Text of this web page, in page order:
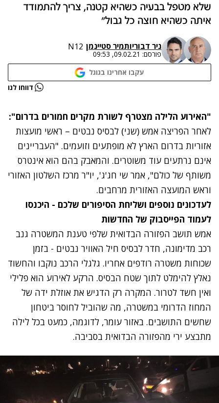
שלא מטפל בבעיה כשהיא קטנה, צריך להתמודד
איתה כשהיא חוצה כל גבול"
ניר דבוריותמיר סטיינמן N12
פורסם: 09.02.21, 09:53
עקבו אחרינו בגוגל
נתקלנו בבעיה דווחו לנו
"האירוע הלילה מצטרף לשורת מקרים חמורים בדרום":
לאחר הפריצה אמש (שני) לבסיס נבטים – ראשי מועצות
אזוריות בדרום הארץ לא מופתעים וזועמים. "העבריינים
אינם נרתעים עוד משוטרים. והמאבק בהם הוא אינטרס
משותף של כולם", אמר שי חג'ג', יו"ר מרכז השלטון האזורי
וראש המועצה האזורית מרחבים.
לעדכונים נוספים ושליחת הסיפורים שלכם - היכנסו
לעמוד הפייסבוק של החדשות
אמש תושב הפזורה הבדואית שלפי טענת המשטרה גנב
רכב מדימונה, חדר לבסיס חיל האוויר נבטים - בזמן
שכוחות משטרה רודפים אחריו. גלגלי הרכב נוקבו והחשוד
נאלץ להימלט לתוך שטח הבסיס. הרקע לאירוע הוא פלילי
ואין חשד לטרור. המקרה רק הדגיש את אוזלת ידה של
המחוז הדרומי במשטרה, מה שהוביל לחוסר ביטחון
שחשים התושבים. באזור עומר, לדוגמה, כמעט בכל לילה
מתבצע ירי מהפזורה הבדואית בסביבה.